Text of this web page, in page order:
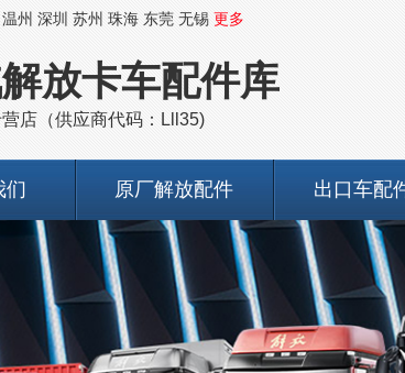
温州 深圳 苏州 珠海 东莞 无锡 更多
放卡车配件库
店（供应商代码：Lll35)
们 原厂解放配件 出口车配